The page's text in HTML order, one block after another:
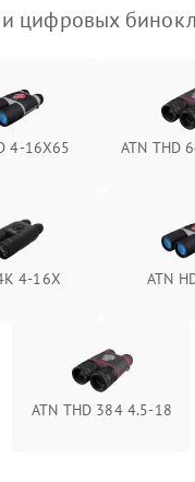
цифровых
4-16X65 ATN THD
4-16X ATN
ATN THD 384 4.5-18